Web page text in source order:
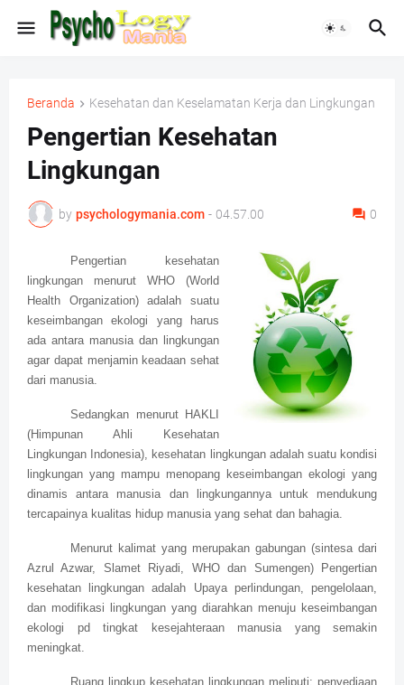
Beranda Kesehatan dan Keselamatan Kerja dan Lingkungan
Pengertian Kesehatan
Lingkungan
by psychologymania.com - 04.57.00 0
Pengertian kesehatan
lingkungan menurut WHO (World
Health Organization) adalah suatu
keseimbangan ekologi yang harus
ada antara manusia dan lingkungan
agar dapat menjamin keadaan sehat
dari manusia.
Sedangkan menurut HAKLI
(Himpunan Ahli Kesehatan
Lingkungan Indonesia), kesehatan lingkungan adalah suatu kondisi
lingkungan yang mampu menopang keseimbangan ekologi yang
dinamis antara manusia dan lingkungannya untuk mendukung
tercapainya kualitas hidup manusia yang sehat dan bahagia.
Menurut kalimat yang merupakan gabungan (sintesa dari
Azrul Azwar, Slamet Riyadi, WHO dan Sumengen) Pengertian
kesehatan lingkungan adalah Upaya perlindungan, pengelolaan,
dan modifikasi lingkungan yang diarahkan menuju keseimbangan
ekologi pd tingkat kesejahteraan manusia yang semakin
meningkat.
Ruang lingkup kesehatan lingkungan meliputi: penyediaan